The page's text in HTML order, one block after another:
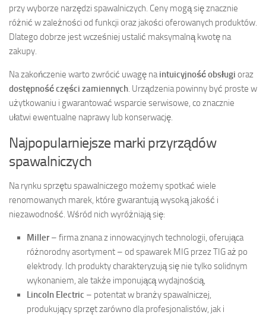
przy wyborze narzędzi spawalniczych. Ceny mogą się znacznie
różnić w zależności od funkcji oraz jakości oferowanych produktów.
Dlatego dobrze jest wcześniej ustalić maksymalną kwotę na
zakupy.
Na zakończenie warto zwrócić uwagę naintuicyjność obsługi oraz
dostępność części zamiennych. Urządzenia powinny być proste w
użytkowaniu i gwarantować wsparcie serwisowe, co znacznie
ułatwi ewentualne naprawy lub konserwację.
Najpopularniejsze marki przyrządów
spawalniczych
Na rynku sprzętu spawalniczego możemy spotkać wiele
renomowanych marek, które gwarantują wysoką jakość i
niezawodność. Wśród nich wyróżniają się:
Miller– firma znana z innowacyjnych technologii, oferująca
różnorodny asortyment – od spawarek MIG przez TIG aż po
elektrody. Ich produkty charakteryzują się nie tylko solidnym
wykonaniem, ale także imponującą wydajnością,
Lincoln Electric – potentat w branży spawalniczej,
produkujący sprzęt zarówno dla profesjonalistów, jak i